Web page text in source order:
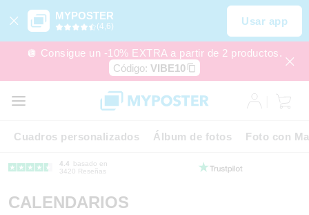
MYPOSTER
(4,6) Usar app
🪩 Consigue un -10% EXTRA a partir de 2 productos.
Código: VIBE10
Cuadros personalizados Álbum de fotos Foto con
4.4
basado en
3420 Reseñas
CALENDARIOS